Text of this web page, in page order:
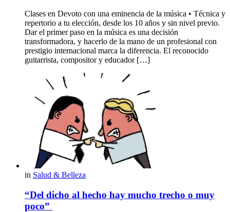
Clases en Devoto con una eminencia de la música • Técnica y
repertorio a tu elección, desde los 10 años y sin nivel previo.
Dar el primer paso en la música es una decisión
transformadora, y hacerlo de la mano de un profesional con
prestigio internacional marca la diferencia. El reconocido
guitarrista, compositor y educador […]
in Salud & Belleza
“Del dicho al hecho hay mucho trecho o muy
poco”